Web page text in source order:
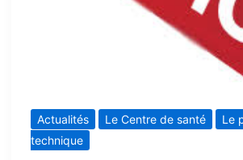
Actualités Le Centre de santé
Le
technique